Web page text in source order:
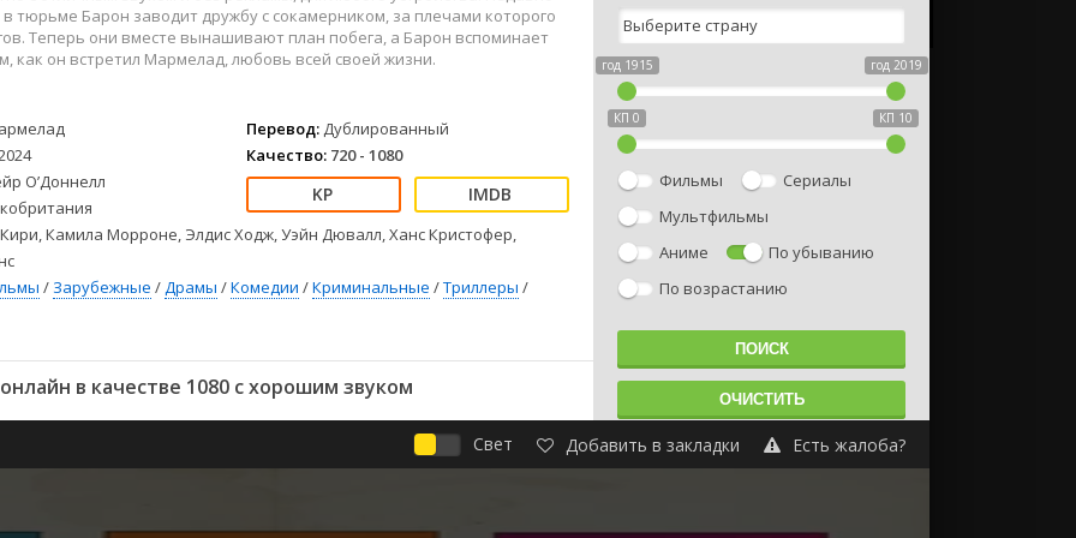
Детские
Драмы
Спорт
Триллеры
Фантастика
Фэнтези
2022
2021
Русские
СССР
Зарубежные
тюрьме Барон заводит дружбу с сокамерником, за плечами которого
Теперь они вместе вынашивают план побега, а Барон вспоминает
как он встретил Мармелад, любовь всей своей жизни.
О’Доннелл
Перевод: Дублированный
Качество: 720 - 1080
Камила Морроне, Элдис Ходж, Уэйн Дювалл, Ханс Кристофер,
/ Зарубежные /Драмы /Комедии /Криминальные /Триллеры /
в качестве 1080 с хорошим звуком
год 1915 год 2019
КП 0 КП 10
Фильмы
Сериалы
Мультфильмы
Аниме
По убыванию
По возрастанию
Свет Добавить в закладки Есть жалоба?